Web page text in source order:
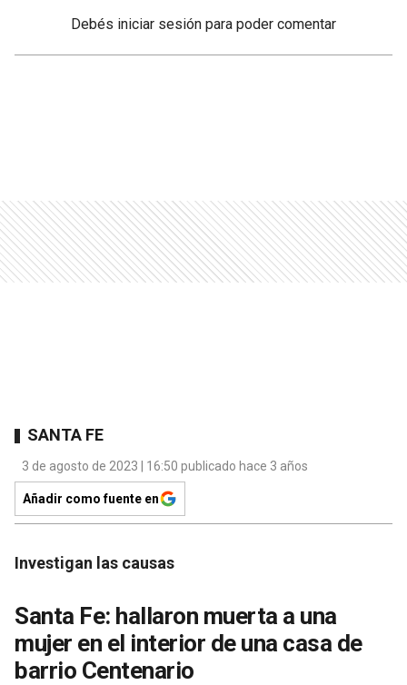
Debés iniciar sesión para poder comentar
SANTA FE
3 de agosto de 2023 | 16:50 publicado hace 3 años
Añadir como fuente en
Investigan las causas
Santa Fe: hallaron muerta a una
mujer en el interior de una casa de
barrio Centenario